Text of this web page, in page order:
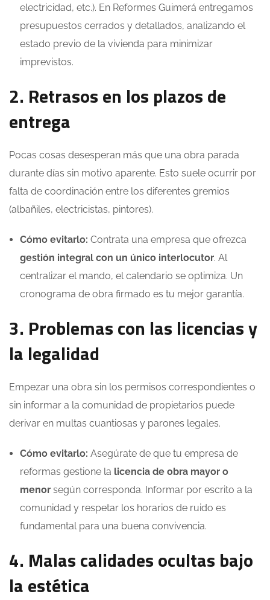
electricidad, etc.). En Reformes Guimerá entregamos
presupuestos cerrados y detallados, analizando el
estado previo de la vivienda para minimizar
imprevistos.
2. Retrasos en los plazos de
entrega
Pocas cosas desesperan más que una obra parada
durante días sin motivo aparente. Esto suele ocurrir por
falta de coordinación entre los diferentes gremios
(albañiles, electricistas, pintores).
Cómo evitarlo: Contrata una empresa que ofrezca
gestión integral con un único interlocutor. Al
centralizar el mando, el calendario se optimiza. Un
cronograma de obra firmado es tu mejor garantía.
3. Problemas con las licencias y
la legalidad
Empezar una obra sin los permisos correspondientes o
sin informar a la comunidad de propietarios puede
derivar en multas cuantiosas y parones legales.
Cómo evitarlo: Asegúrate de que tu empresa de
reformas gestione la licencia de obra mayor o
menor según corresponda. Informar por escrito a la
comunidad y respetar los horarios de ruido es
fundamental para una buena convivencia.
4. Malas calidades ocultas bajo
la estética